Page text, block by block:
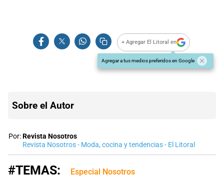
+ Agregar El Litoral en
Agregar a tus medios preferidos en Google
Sobre el Autor
Por:Revista Nosotros
Revista Nosotros - Moda, cocina y tendencias - El Litoral
#TEMAS: Especial Nosotros